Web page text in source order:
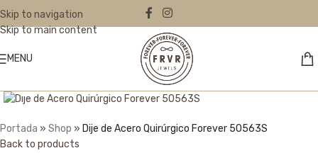
Skip to navigation
Skip to main content
MENU
Portada » Shop » Dije de Acero Quirúrgico Forever 50563S
Back to products